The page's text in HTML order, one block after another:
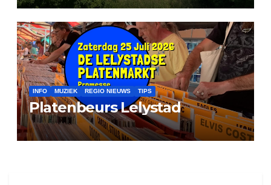
INFO MUZIEK REGIO NIEUWS TIPS
Platenbeurs Lelystad